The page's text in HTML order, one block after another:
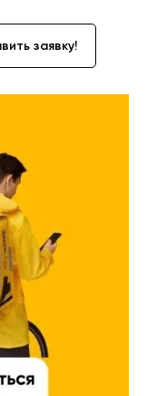
заявку!